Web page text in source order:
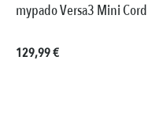
mypado Versa3 Mini
Regulärer Preis:
129,99 €